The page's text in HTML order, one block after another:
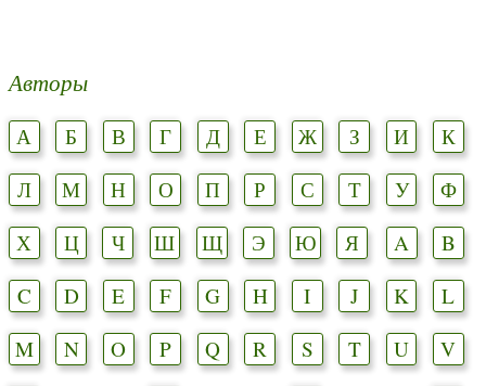
Авторы
А Б В Г Д Е Ж З И
К
Л
М Н О П Р С Т У
Ф
Х
Ц Ч Ш Щ Э Ю Я A
B
C
D E F G H I J K
L
M
N O P Q R S T U
V